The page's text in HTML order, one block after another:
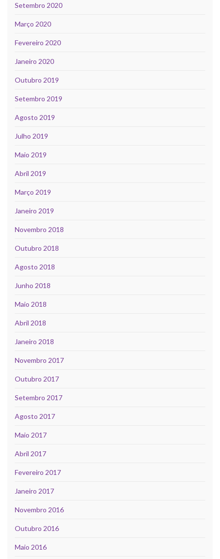
Setembro 2020
Março 2020
Fevereiro 2020
Janeiro 2020
Outubro 2019
Setembro 2019
Agosto 2019
Julho 2019
Maio 2019
Abril 2019
Março 2019
Janeiro 2019
Novembro 2018
Outubro 2018
Agosto 2018
Junho 2018
Maio 2018
Abril 2018
Janeiro 2018
Novembro 2017
Outubro 2017
Setembro 2017
Agosto 2017
Maio 2017
Abril 2017
Fevereiro 2017
Janeiro 2017
Novembro 2016
Outubro 2016
Maio 2016